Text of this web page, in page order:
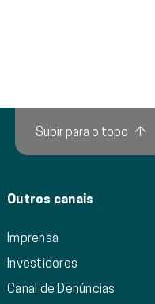
Outros canais
Imprensa
Investidores
Canal de Denúncias
Subir para o topo ↑